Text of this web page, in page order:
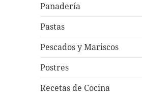
Panadería
Pastas
Pescados y Mariscos
Postres
Recetas de Cocina